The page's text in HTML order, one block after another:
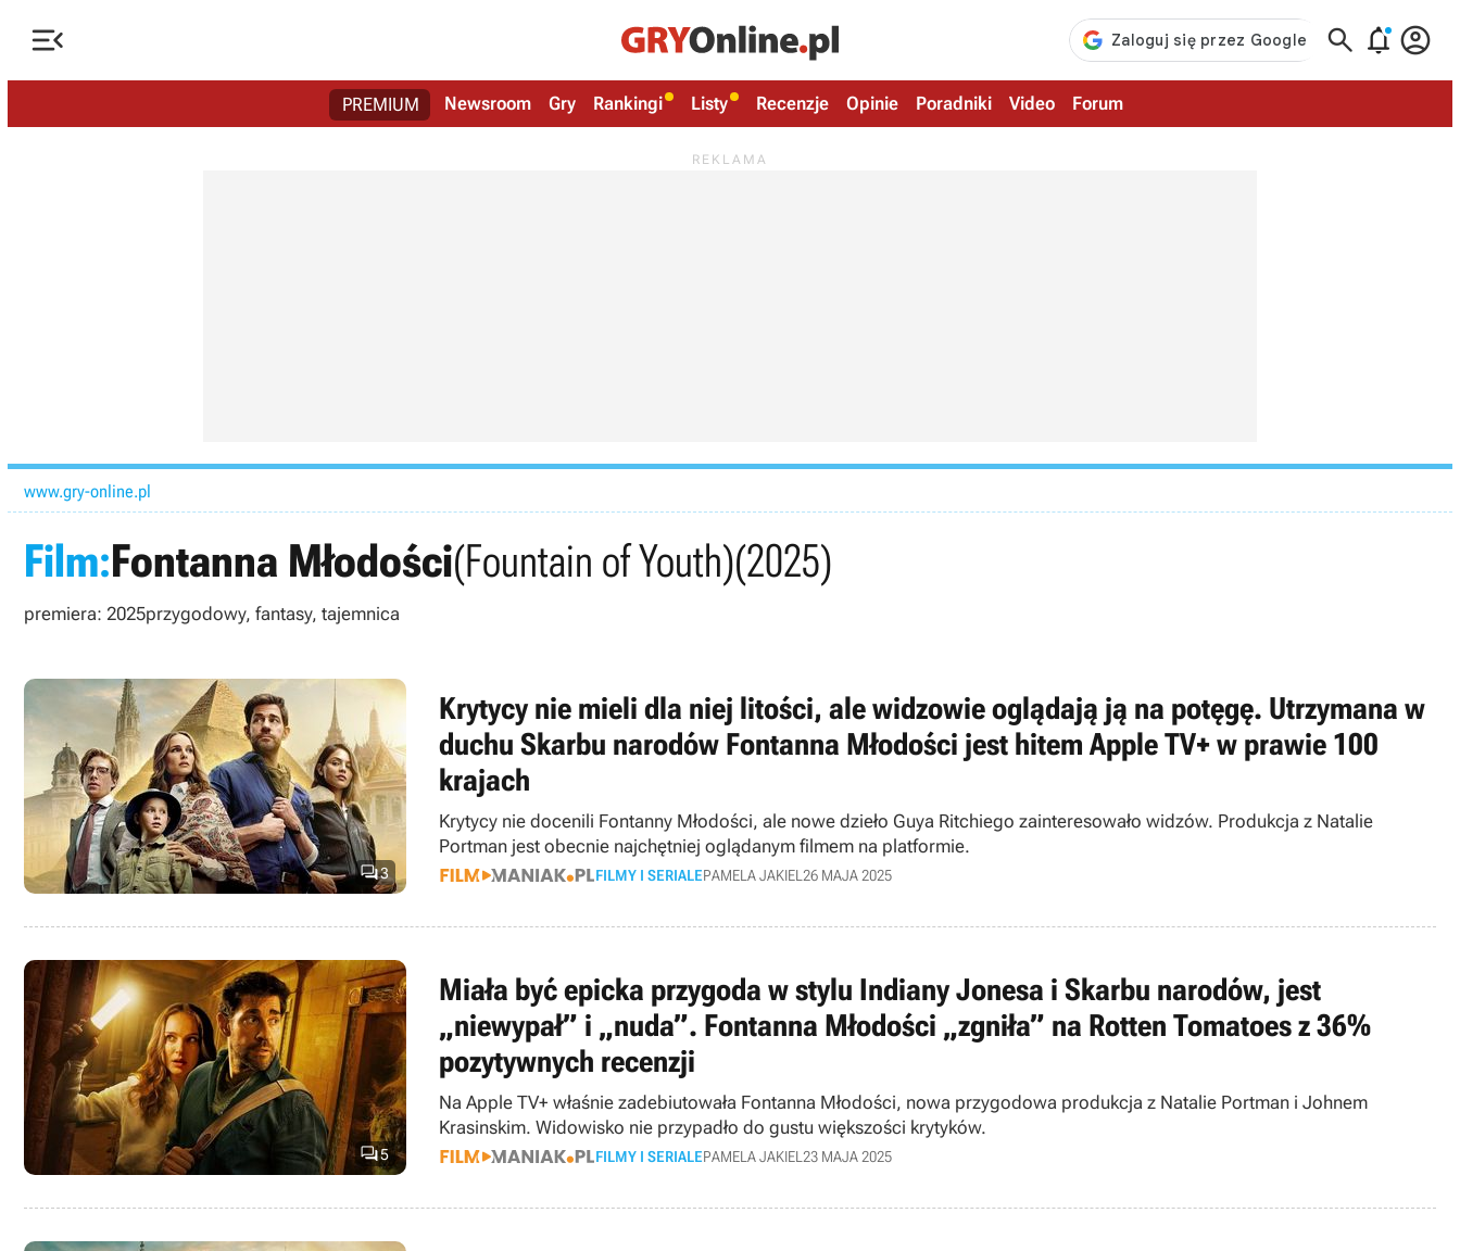
   
PREMIUM Newsroom Gry Rankingi Listy Recenzje Opinie Poradniki Video Forum
www.gry-online.pl
Film:Fontanna Młodości(Fountain of Youth)(2025)
premiera: 2025przygodowy, fantasy, tajemnica
3
Krytycy nie mieli dla niej litości, ale widzowie oglądają ją na potęgę. Utrzymana w
duchu Skarbu narodów Fontanna Młodości jest hitem Apple TV+ w prawie 100
krajach
Krytycy nie docenili Fontanny Młodości, ale nowe dzieło Guya Ritchiego zainteresowało widzów. Produkcja z Natalie
Portman jest obecnie najchętniej oglądanym filmem na platformie.
FILMY I SERIALEPAMELA JAKIEL 26 MAJA 2025
5
Miała być epicka przygoda w stylu Indiany Jonesa i Skarbu narodów, jest
„niewypał” i „nuda”. Fontanna Młodości „zgniła” na Rotten Tomatoes z 36%
pozytywnych recenzji
Na Apple TV+ właśnie zadebiutowała Fontanna Młodości, nowa przygodowa produkcja z Natalie Portman i Johnem
Krasinskim. Widowisko nie przypadło do gustu większości krytyków.
FILMY I SERIALEPAMELA JAKIEL 23 MAJA 2025